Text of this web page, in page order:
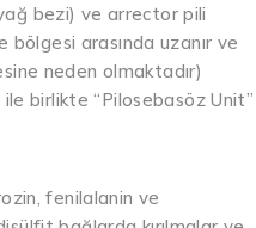
bezi) ve arrector pili
bölgesi arasında uzanır ve
neden olmaktadır)
ile birlikte “Pilosebasöz Unit”
fenilalanin ve